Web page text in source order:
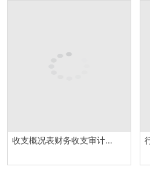
收支概况表财务收支审计报告必备Excel模板